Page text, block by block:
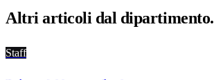
Altri articoli dal dipartimento.
Staff